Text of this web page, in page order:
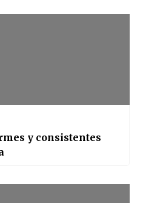
y consistentes